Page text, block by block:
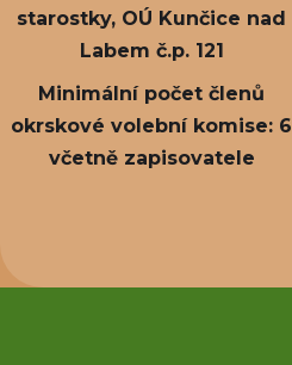
starostky, OÚ Kunčice nad
Labem č.p. 121
Minimální počet členů
okrskové volební komise: 6
včetně zapisovatele